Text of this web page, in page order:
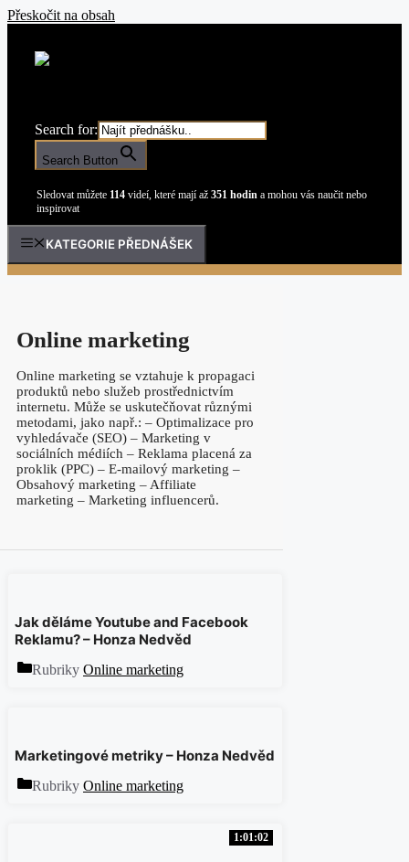
Přeskočit na obsah
Search for:
Search Button
Sledovat můžete 114 videí, které mají až 351 hodin a mohou vás naučit nebo
inspirovat
KATEGORIE PŘEDNÁŠEK
Online marketing
Online marketing se vztahuje k propagaci
produktů nebo služeb prostřednictvím
internetu. Může se uskutečňovat různými
metodami, jako např.: – Optimalizace pro
vyhledávače (SEO) – Marketing v
sociálních médiích – Reklama placená za
proklik (PPC) – E-mailový marketing –
Obsahový marketing – Affiliate
marketing – Marketing influencerů.
1:01:02
Jak děláme Youtube and Facebook
Reklamu? – Honza Nedvěd
Rubriky Online marketing
Marketingové metriky – Honza Nedvěd
Rubriky Online marketing